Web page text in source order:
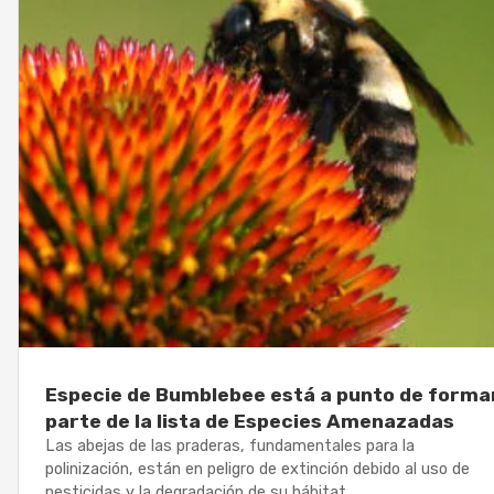
Especie de Bumblebee está a punto de
parte de la lista de Especies Amenazadas
Las abejas de las praderas, fundamentales para la
polinización, están en peligro de extinción debido al uso de